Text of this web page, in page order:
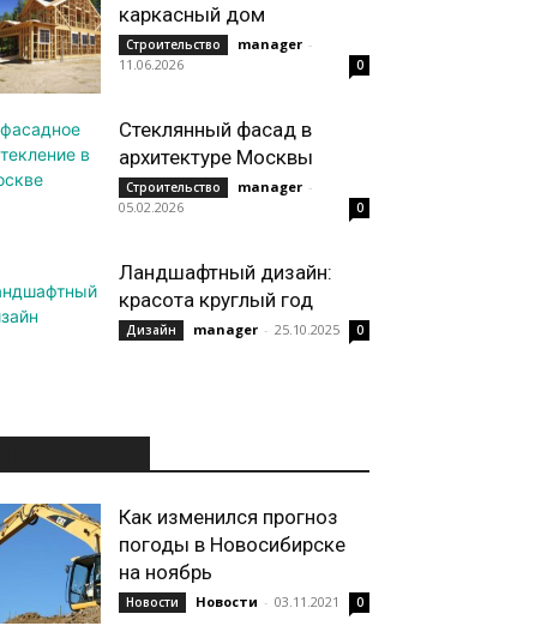
каркасный дом
Строительство manager -
11.06.2026
0
Стеклянный фасад в
архитектуре Москвы
Строительство manager -
05.02.2026
0
Ландшафтный дизайн:
красота круглый год
Дизайн manager - 25.10.2025 0
Как изменился прогноз
погоды в Новосибирске
на ноябрь
Новости Новости - 03.11.2021 0